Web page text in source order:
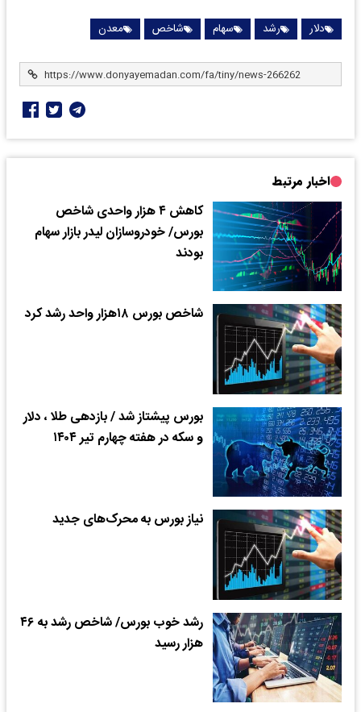
دلار رشد سهام شاخص معدن
اخبار مرتبط
کاهش ۴ هزار واحدی شاخص
بورس/ خودروسازان لیدر بازار سهام
بودند
شاخص بورس ۱۸هزار واحد رشد کرد
بورس پیشتاز شد / بازدهی طلا ، دلار
و سکه در هفته چهارم تیر ۱۴۰۴
نیاز بورس به محرک‌های جدید
رشد خوب بورس/ شاخص رشد به ۴۶
هزار رسید